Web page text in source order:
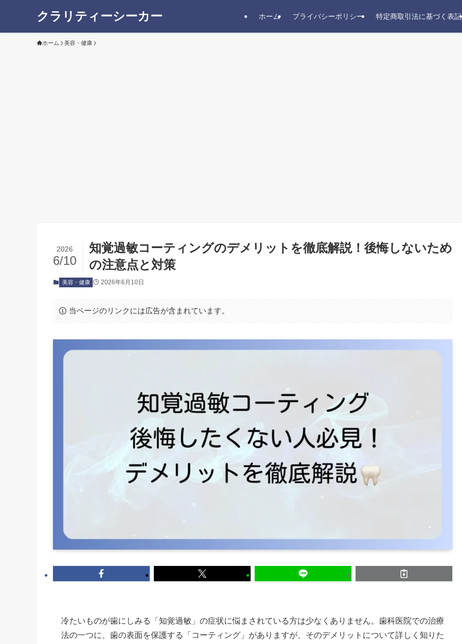
クラリティーシーカー ホーム プライバシーポリシー 特定商取引法に基づく表記
ホーム 美容・健康
知覚過敏コーティングのデメリットを徹底解説！後悔しないため
の注意点と対策
2026
6/10
美容・健康 2026年6月10日
当ページのリンクには広告が含まれています。
冷たいものが歯にしみる「知覚過敏」の症状に悩まされている方は少なくありません。歯科医院での治療
法の一つに、歯の表面を保護する「コーティング」がありますが、そのデメリットについて詳しく知りた